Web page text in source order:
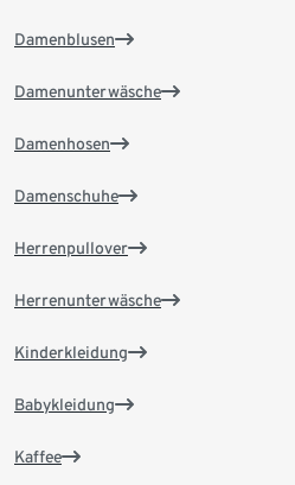
Damenblusen
Damenunterwäsche
Damenhosen
Damenschuhe
Herrenpullover
Herrenunterwäsche
Kinderkleidung
Babykleidung
Kaffee